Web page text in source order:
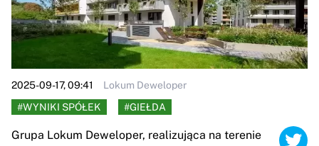
2025-09-17, 09:41
Lokum Deweloper
#WYNIKI SPÓŁEK
#GIEŁDA
Grupa Lokum Deweloper, realizująca na terenie